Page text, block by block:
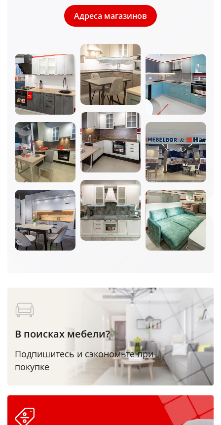
Адреса магазинов
В поисках мебели?
Подпишитесь и сэкономьте при
покупке